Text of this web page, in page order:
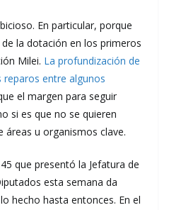
En particular, porque
la dotación en los primeros
Milei. La profundización de
entre algunos
el margen para seguir
si es que no se quieren
áreas u organismos clave.
que presentó la Jefatura de
esta semana da
hecho hasta entonces. En el